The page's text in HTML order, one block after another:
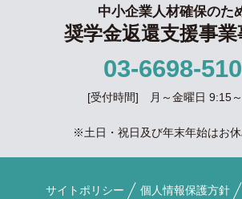
中小企業人材確保のた
奨学金返還支援事業
03-6698-
[受付時間] 月～金曜日 9:15
※土日・祝日及び年末年始はお休
サイトポリシー 個人情報保護方針